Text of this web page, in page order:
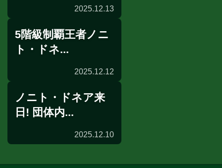
展開予想
2025.12.13
公開練習
5階級制覇王者ノニ
ト・ドネ...
2025.12.12
ノニト・ドネア来
日! 団体内...
2025.12.10